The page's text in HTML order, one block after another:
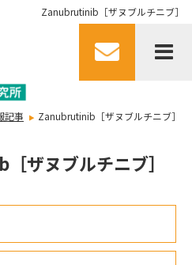
Zanubrutinib［ザヌブルチニブ］
記事 Zanubrutinib［ザヌブルチニブ］
ザヌブルチニブ］